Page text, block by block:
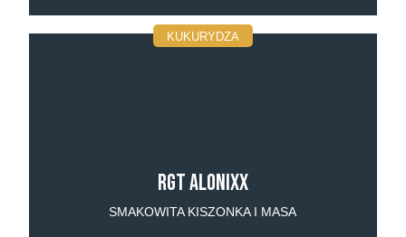
KUKURYDZA
RGT Alonixx
SMAKOWITA KISZONKA I MASA